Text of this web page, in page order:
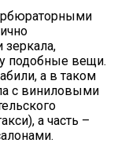
зеркала,
подобные вещи.
а в таком
с виниловыми
а часть –